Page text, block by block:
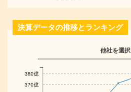
決算データの推移とランキング
他社を選択
370億
380億